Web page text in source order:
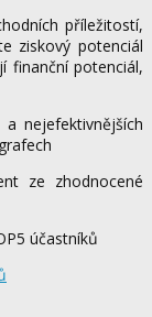
příležitostí,
ziskový potenciál
finanční potenciál,
nejefektivnějších
ze zhodnocené
účastníků